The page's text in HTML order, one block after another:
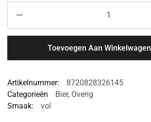
Toevoegen Aan Winkelwagen
Artikelnummer:
8720828326145
Categorieën
Bier, Overig
Smaak:
vol